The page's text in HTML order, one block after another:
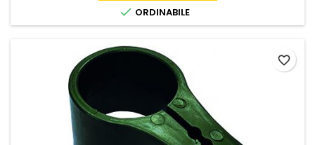
 ORDINABILE
favorite_border